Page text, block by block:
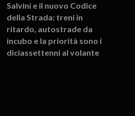
Salvini e il nuovo Codice
della Strada: treni in
ritardo, autostrade da
incubo e la priorità sono i
diciassettenni al volante